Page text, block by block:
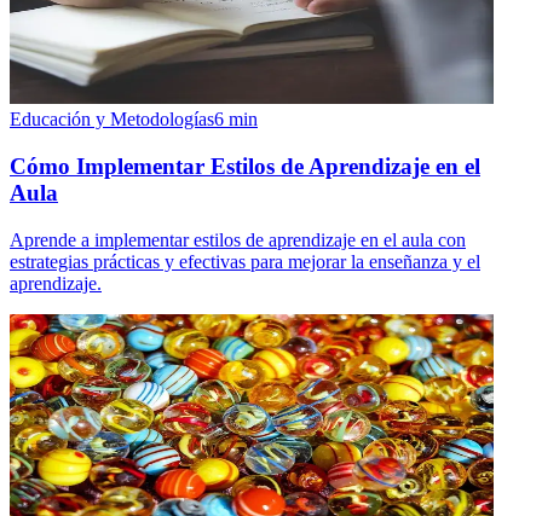
Educación y Metodologías6 min
Cómo Implementar Estilos de Aprendizaje en el
Aula
Aprende a implementar estilos de aprendizaje en el aula con
estrategias prácticas y efectivas para mejorar la enseñanza y el
aprendizaje.